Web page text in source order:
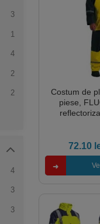
Costum de
piese,
72.10
3
1
4
2
2
4
3
3